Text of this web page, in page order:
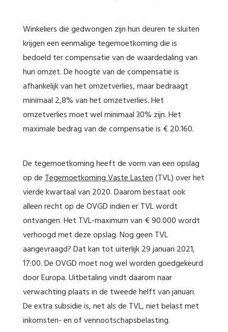
Winkeliers die gedwongen zijn hun deuren te sluiten
krijgen een eenmalige tegemoetkoming die is
bedoeld ter compensatie van de waardedaling van
hun omzet. De hoogte van de compensatie is
afhankelijk van het omzetverlies, maar bedraagt
minimaal 2,8% van het omzetverlies. Het
omzetverlies moet wel minimaal 30% zijn. Het
maximale bedrag van de compensatie is € 20.160.
De tegemoetkoming heeft de vorm van een opslag
op deTegemoetkoming Vaste Lasten(TVL) over het
vierde kwartaal van 2020. Daarom bestaat ook
alleen recht op de OVGD indien er TVL wordt
ontvangen. Het TVL-maximum van € 90.000 wordt
verhoogd met deze opslag. Nog geen TVL
aangevraagd? Dat kan tot uiterlijk 29 januari 2021,
17:00. De OVGD moet nog wel worden goedgekeurd
door Europa. Uitbetaling vindt daarom naar
verwachting plaats in de tweede helft van januari.
De extra subsidie is, net als de TVL, niet belast met
inkomsten- en of vennootschapsbelasting.